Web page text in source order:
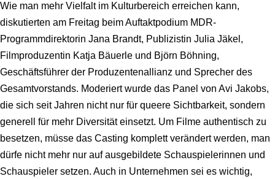
Wie man mehr Vielfalt im Kulturbereich erreichen kann,
diskutierten am Freitag beim Auftaktpodium MDR-
Programmdirektorin Jana Brandt, Publizistin Julia Jäkel,
Filmproduzentin Katja Bäuerle und Björn Böhning,
Geschäftsführer der Produzentenallianz und Sprecher des
Gesamtvorstands. Moderiert wurde das Panel von Avi Jakobs,
die sich seit Jahren nicht nur für queere Sichtbarkeit, sondern
generell für mehr Diversität einsetzt. Um Filme authentisch zu
besetzen, müsse das Casting komplett verändert werden, man
dürfe nicht mehr nur auf ausgebildete Schauspielerinnen und
Schauspieler setzen. Auch in Unternehmen sei es wichtig,